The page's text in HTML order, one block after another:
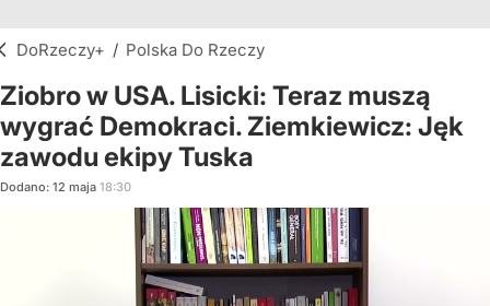
DoRzeczy+ / Polska Do Rzeczy
Ziobro w USA. Lisicki: Teraz muszą
wygrać Demokraci. Ziemkiewicz: Jęk
zawodu ekipy Tuska
Dodano: 12 maja 18:30